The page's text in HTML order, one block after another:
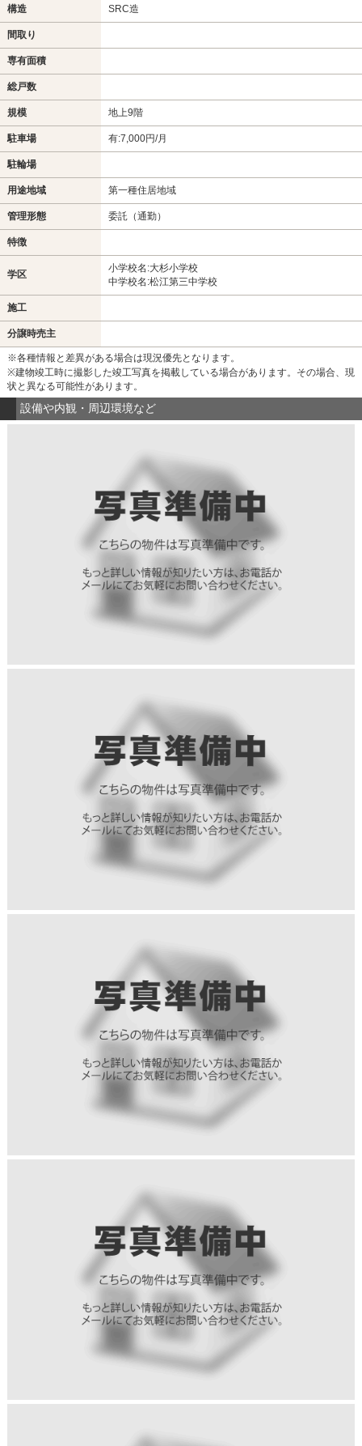
構造 SRC造
間取り
専有面積
総戸数
規模 地上9階
駐車場 有:7,000円/月
駐輪場
用途地域 第一種住居地域
管理形態 委託（通勤）
特徴
学区
小学校名:大杉小学校
中学校名:松江第三中学校
施工
分譲時売主
※各種情報と差異がある場合は現況優先となります。
※建物竣工時に撮影した竣工写真を掲載している場合があります。その場合、現
状と異なる可能性があります。
設備や内観・周辺環境など